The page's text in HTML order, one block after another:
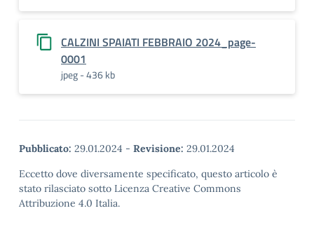
CALZINI SPAIATI FEBBRAIO 2024_page-
0001
jpeg - 436 kb
Pubblicato: 29.01.2024 - Revisione: 29.01.2024
Eccetto dove diversamente specificato, questo articolo è
stato rilasciato sotto Licenza Creative Commons
Attribuzione 4.0 Italia.